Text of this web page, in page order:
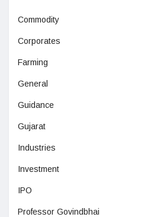
Commodity
Corporates
Farming
General
Guidance
Gujarat
Industries
Investment
IPO
Professor Govindbhai